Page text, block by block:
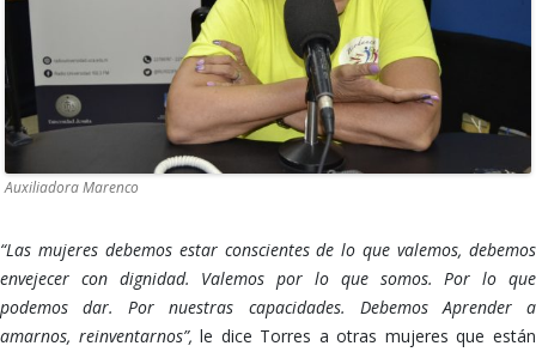
Auxiliadora Marenco
“Las mujeres debemos estar conscientes de lo que valemos, debemos
envejecer con dignidad. Valemos por lo que somos. Por lo que
podemos dar. Por nuestras capacidades. Debemos Aprender a
amarnos, reinventarnos”, le dice Torres a otras mujeres que están